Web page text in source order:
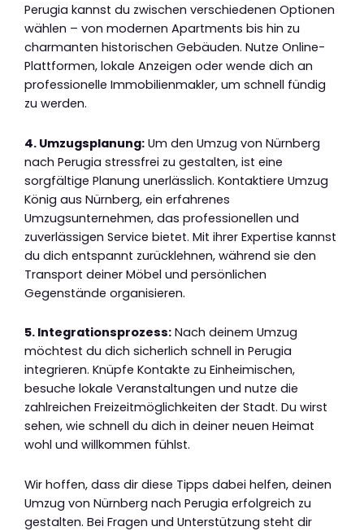
Perugia kannst du zwischen verschiedenen Optionen
wählen – von modernen Apartments bis hin zu
charmanten historischen Gebäuden. Nutze Online-
Plattformen, lokale Anzeigen oder wende dich an
professionelle Immobilienmakler, um schnell fündig
zu werden.
4. Umzugsplanung: Um den Umzug von Nürnberg
nach Perugia stressfrei zu gestalten, ist eine
sorgfältige Planung unerlässlich. Kontaktiere Umzug
König aus Nürnberg, ein erfahrenes
Umzugsunternehmen, das professionellen und
zuverlässigen Service bietet. Mit ihrer Expertise kannst
du dich entspannt zurücklehnen, während sie den
Transport deiner Möbel und persönlichen
Gegenstände organisieren.
5. Integrationsprozess: Nach deinem Umzug
möchtest du dich sicherlich schnell in Perugia
integrieren. Knüpfe Kontakte zu Einheimischen,
besuche lokale Veranstaltungen und nutze die
zahlreichen Freizeitmöglichkeiten der Stadt. Du wirst
sehen, wie schnell du dich in deiner neuen Heimat
wohl und willkommen fühlst.
Wir hoffen, dass dir diese Tipps dabei helfen, deinen
Umzug von Nürnberg nach Perugia erfolgreich zu
gestalten. Bei Fragen und Unterstützung steht dir